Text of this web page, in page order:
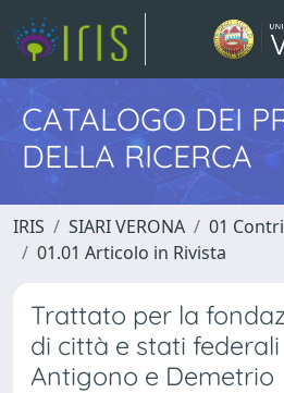
CATALOGO DEI
DELLA RICERCA
IRIS SIARI VERONA
01
01.01 Articolo in Rivista
Trattato per la
di città e stati
Antigono e Demetrio